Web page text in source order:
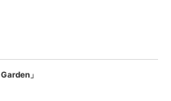
」